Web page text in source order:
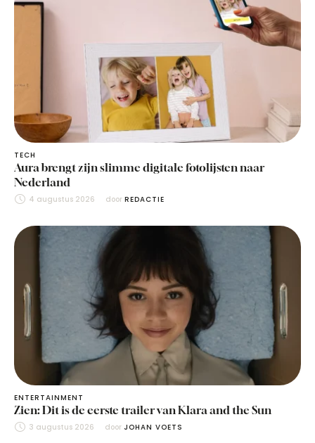
TECH
Aura brengt zijn slimme digitale fotolijsten naar
Nederland
4 augustus 2026 door REDACTIE
ENTERTAINMENT
Zien: Dit is de eerste trailer van Klara and the Sun
3 augustus 2026 door JOHAN VOETS